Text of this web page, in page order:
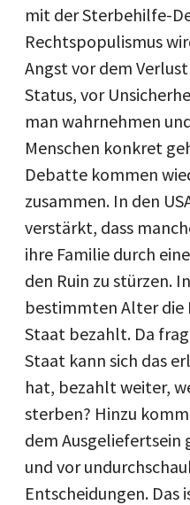
mit der Sterbehilfe-
Rechtspopulismus
Angst vor dem
Status, vor
man wahrnehmen
Menschen konkret
Debatte kommen
zusammen. In den
verstärkt, dass
ihre Familie durch
den Ruin zu stürzen.
bestimmten Alter die
Staat bezahlt. Da
Staat kann sich das
hat, bezahlt weiter,
sterben? Hinzu
dem Ausgeliefertsein
und vor
Entscheidungen. Das